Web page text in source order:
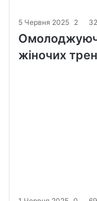
5 Червня 2025 2
жіночих